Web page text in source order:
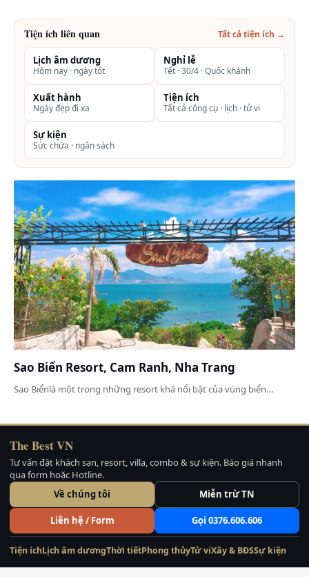
Tiện ích liên quan Tất cả tiện ích →
Lịch âm dương
Hôm nay · ngày tốt
Nghỉ lễ
Tết · 30/4 · Quốc khánh
Xuất hành
Ngày đẹp đi xa
Tiện ích
Tất cả công cụ · lịch · tử vi
Sự kiện
Sức chứa · ngân sách
Sao Biển Resort, Cam Ranh, Nha Trang
Sao Biểnlà một trong những resort khá nổi bật của vùng biển…
The Best VN
Tư vấn đặt khách sạn, resort, villa, combo & sự kiện. Báo giá nhanh
qua form hoặc Hotline.
Về chúng tôi
Miễn trừ TN
Liên hệ / Form Gọi 0376.606.606
Tiện íchLịch âm dươngThời tiếtPhong thủyTử viXây & BĐSSự kiện